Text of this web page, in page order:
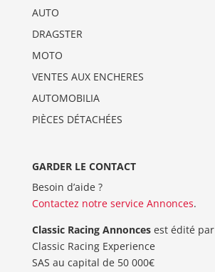
AUTO
DRAGSTER
MOTO
VENTES AUX ENCHERES
AUTOMOBILIA
PIÈCES DÉTACHÉES
GARDER LE CONTACT
Besoin d’aide ?
Contactez notre service Annonces.
Classic Racing Annoncesest édité par
Classic Racing Experience
SAS au capital de 50 000€